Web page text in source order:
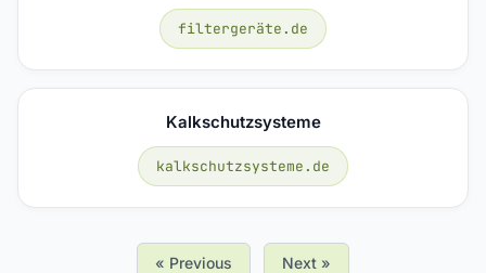
filtergeräte.de
Kalkschutzsysteme
kalkschutzsysteme.de
« Previous Next »